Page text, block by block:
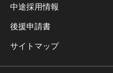
中途採用情報
後援申請書
サイトマップ